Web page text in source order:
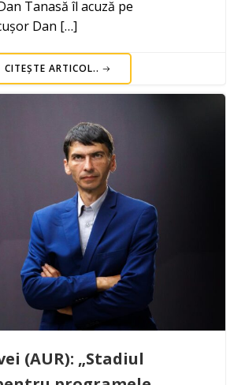
Tanasă îl acuză pe
Dan […]
CITEȘTE ARTICOL..
(AUR): „Stadiul